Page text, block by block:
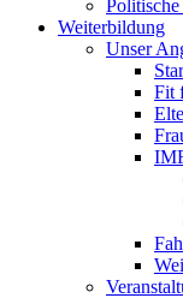
Weiterbildung
Unser
Fit